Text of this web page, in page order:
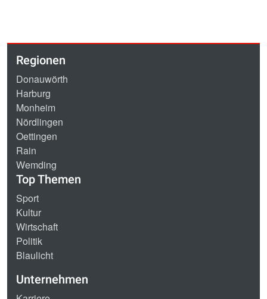
Regionen
Donauwörth
Harburg
Monheim
Nördlingen
Oettingen
Rain
Wemding
Top Themen
Sport
Kultur
Wirtschaft
Politik
Blaulicht
Unternehmen